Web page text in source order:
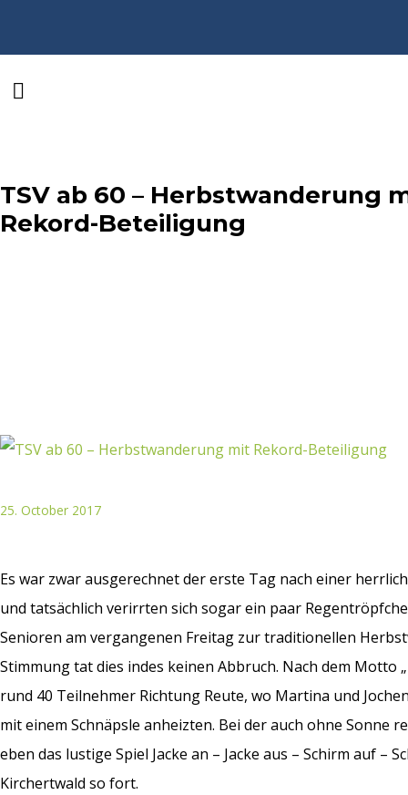
TSV ab 60 – Herbstwanderung
Rekord-Beteiligung
25. October 2017
Es war zwar ausgerechnet der erste Tag nach einer
und tatsächlich verirrten sich sogar ein paar
Senioren am vergangenen Freitag zur traditionellen
Stimmung tat dies indes keinen Abbruch. Nach dem Motto
rund 40 Teilnehmer Richtung Reute, wo Martina und
mit einem Schnäpsle anheizten. Bei der auch ohne Sonne
eben das lustige Spiel Jacke an – Jacke aus – Schirm auf –
Kirchertwald so fort.